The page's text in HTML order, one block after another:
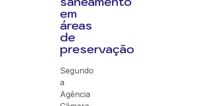
em
áreas
de
preservação
Segundo
a
Agência